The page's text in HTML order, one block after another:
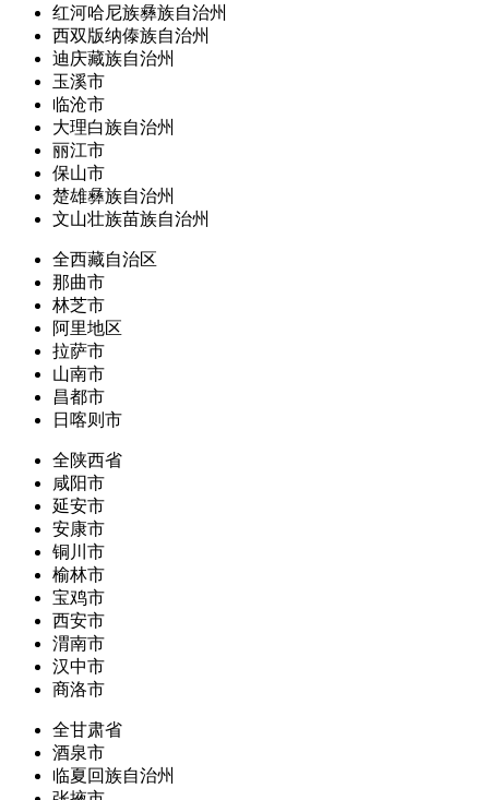
红河哈尼族彝族自治州
西双版纳傣族自治州
迪庆藏族自治州
玉溪市
临沧市
大理白族自治州
丽江市
保山市
楚雄彝族自治州
文山壮族苗族自治州
全西藏自治区
那曲市
林芝市
阿里地区
拉萨市
山南市
昌都市
日喀则市
全陕西省
咸阳市
延安市
安康市
铜川市
榆林市
宝鸡市
西安市
渭南市
汉中市
商洛市
全甘肃省
酒泉市
临夏回族自治州